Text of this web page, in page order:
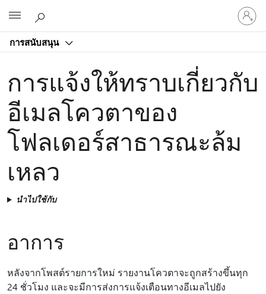
การสนับสนุน
ลงชื่อ
เข้า
บัญชี
คุณ
การแจ้งให้ทราบเกี่ยวกับ
อีเมลโควตาของ
โฟลเดอร์สาธารณะล้ม
เหลว
นำไปใช้กับ
อาการ
หลังจากโพสต์รายการใหม่ รายงานโควตาจะถูกสร้างขึ้นทุก
24 ชั่วโมง และจะมีการส่งการแจ้งเตือนทางอีเมลไปยัง